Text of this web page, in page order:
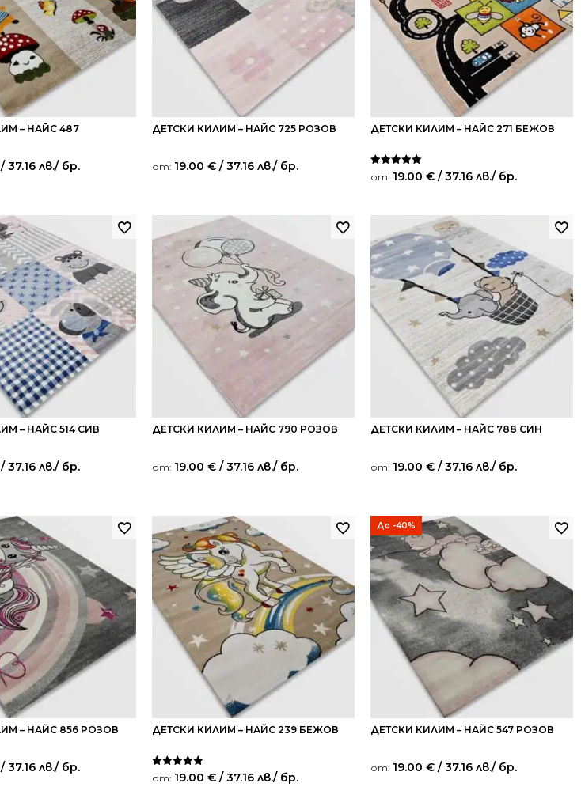
– НАЙС 487
/ 37.16 лв./ бр.
ДЕТСКИ КИЛИМ – НАЙС 725 РОЗОВ
от: 19.00 € / 37.16 лв./ бр.
ДЕТСКИ КИЛИМ – НАЙС 271 БЕЖОВ
Оценено на
5.00
от: 19.00 € / 37.16 лв./ бр.
– НАЙС 514 СИВ
/ 37.16 лв./ бр.
ДЕТСКИ КИЛИМ – НАЙС 790 РОЗОВ
от: 19.00 € / 37.16 лв./ бр.
ДЕТСКИ КИЛИМ – НАЙС 788 СИН
от: 19.00 € / 37.16 лв./ бр.
– НАЙС 856 РОЗОВ
/ 37.16 лв./ бр.
ДЕТСКИ КИЛИМ – НАЙС 239 БЕЖОВ
Оценено на
5.00
от: 19.00 € / 37.16 лв./ бр.
До -40%
ДЕТСКИ КИЛИМ – НАЙС 547 РОЗОВ
от: 19.00 € / 37.16 лв./ бр.